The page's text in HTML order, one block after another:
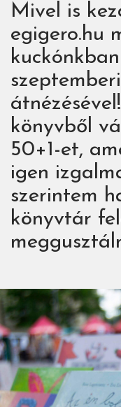
Mivel is
egigero.hu
könyvből
50+1-et,
igen
szerintem
könyvtár